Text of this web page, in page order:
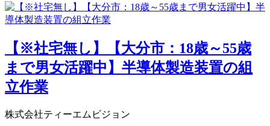
【※社宅無し】【大分市：18歳～55歳
まで男女活躍中】半導体製造装置の組
立作業
株式会社ティーエムビジョン